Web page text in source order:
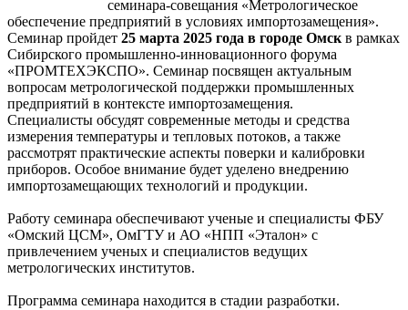
семинара-совещания «Метрологическое
обеспечение предприятий в условиях импортозамещения».
Семинар пройдет 25 марта 2025 года в городе Омск в рамках
Сибирского промышленно-инновационного форума
«ПРОМТЕХЭКСПО». Семинар посвящен актуальным
вопросам метрологической поддержки промышленных
предприятий в контексте импортозамещения.
Специалисты обсудят современные методы и средства
измерения температуры и тепловых потоков, а также
рассмотрят практические аспекты поверки и калибровки
приборов. Особое внимание будет уделено внедрению
импортозамещающих технологий и продукции.
Работу семинара обеспечивают ученые и специалисты ФБУ
«Омский ЦСМ», ОмГТУ и АО «НПП «Эталон» с
привлечением ученых и специалистов ведущих
метрологических институтов.
Программа семинара находится в стадии разработки.